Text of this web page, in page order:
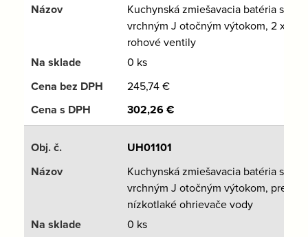
Kuchynská zmiešavacia batéria s
vrchným J otočným výtokom, 2 x
rohové ventily
0 ks
245,74€
302,26€
UH01101
Kuchynská zmiešavacia batéria s
vrchným J otočným výtokom, pre
nízkotlaké ohrievače vody
0 ks